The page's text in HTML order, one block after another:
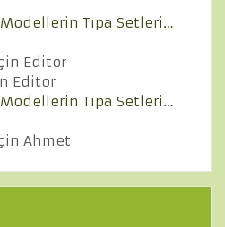
Tıpa Setleri…
Editor
Editor
Tıpa Setleri…
Ahmet